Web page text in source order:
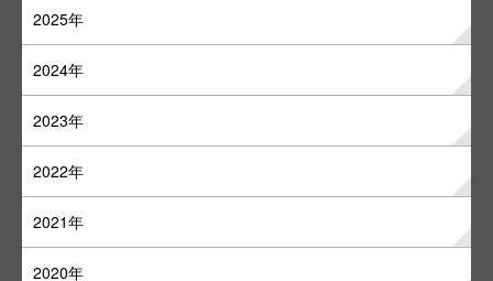
2025年
2024年
2023年
2022年
2021年
2020年